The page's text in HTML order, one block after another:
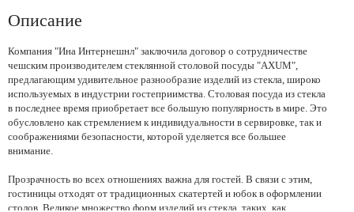
Описание
Компания "Ина Интернешнл" заключила договор о сотрудничестве
чешским производителем стеклянной столовой посуды "AXUM",
предлагающим удивительное разнообразие изделий из стекла, широко
используемых в индустрии гостеприимства. Столовая посуда из стекла
в последнее время приобретает все большую популярность в мире. Это
обусловлено как стремлением к индивидуальности в сервировке, так и
соображениями безопасности, которой уделяется все большее
внимание.
Прозрачность во всех отношениях важна для гостей. В связи с этим,
гостиницы отходят от традиционных скатертей и юбок в оформлении
столов. Великое множество форм изделий из стекла, таких, как